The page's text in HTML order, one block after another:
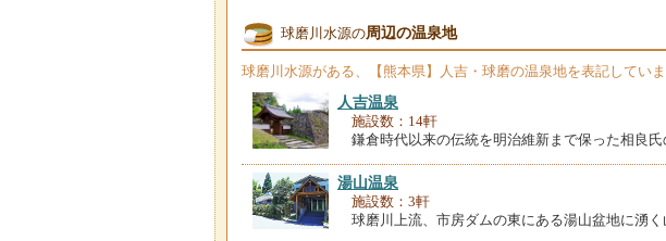
球磨川水源の周辺の温泉地
球磨川水源がある、【熊本県】人吉・球磨の温泉地を表記していま
人吉温泉
施設数：14軒
鎌倉時代以来の伝統を明治維新まで保った相良
湯山温泉
施設数：3軒
球磨川上流、市房ダムの東にある湯山盆地に湧